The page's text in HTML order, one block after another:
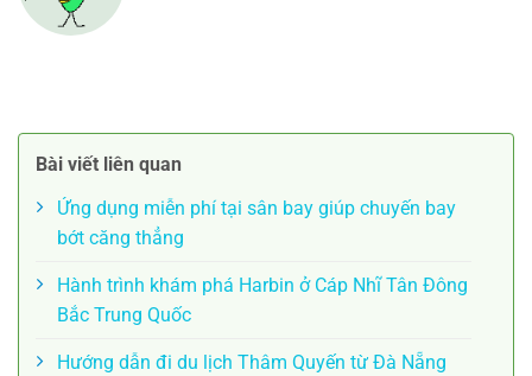
Bài viết liên quan
Ứng dụng miễn phí tại sân bay giúp chuyến bay
bớt căng thẳng
Hành trình khám phá Harbin ở Cáp Nhĩ Tân Đông
Bắc Trung Quốc
Hướng dẫn đi du lịch Thâm Quyến từ Đà Nẵng